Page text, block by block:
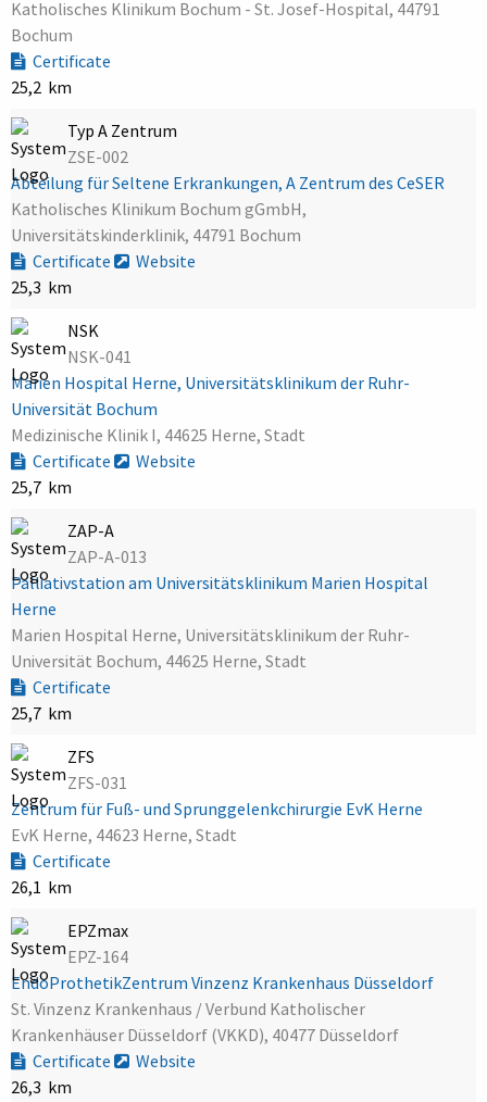
Katholisches Klinikum Bochum - St. Josef-Hospital, 44791
Bochum
Certificate
25,2 km
Typ A Zentrum
ZSE-002
Abteilung für Seltene Erkrankungen, A Zentrum des CeSER
Katholisches Klinikum Bochum gGmbH,
Universitätskinderklinik, 44791 Bochum
Certificate
Website
25,3 km
NSK
NSK-041
Marien Hospital Herne, Universitätsklinikum der Ruhr-
Universität Bochum
Medizinische Klinik I, 44625 Herne, Stadt
Certificate
Website
25,7 km
ZAP-A
ZAP-A-013
Palliativstation am Universitätsklinikum Marien Hospital
Herne
Marien Hospital Herne, Universitätsklinikum der Ruhr-
Universität Bochum, 44625 Herne, Stadt
Certificate
25,7 km
ZFS
ZFS-031
Zentrum für Fuß- und Sprunggelenkchirurgie EvK Herne
EvK Herne, 44623 Herne, Stadt
Certificate
26,1 km
EPZmax
EPZ-164
EndoProthetikZentrum Vinzenz Krankenhaus Düsseldorf
St. Vinzenz Krankenhaus / Verbund Katholischer
Krankenhäuser Düsseldorf (VKKD), 40477 Düsseldorf
Certificate
Website
26,3 km